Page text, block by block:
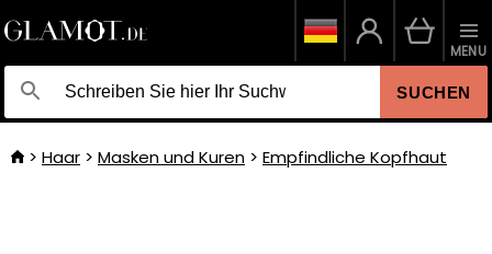
SUCHEN
MENU
Haar Masken und Kuren Empfindliche Kopfhaut